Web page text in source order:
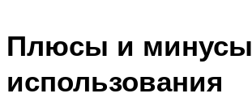
Плюсы и минусы
использования